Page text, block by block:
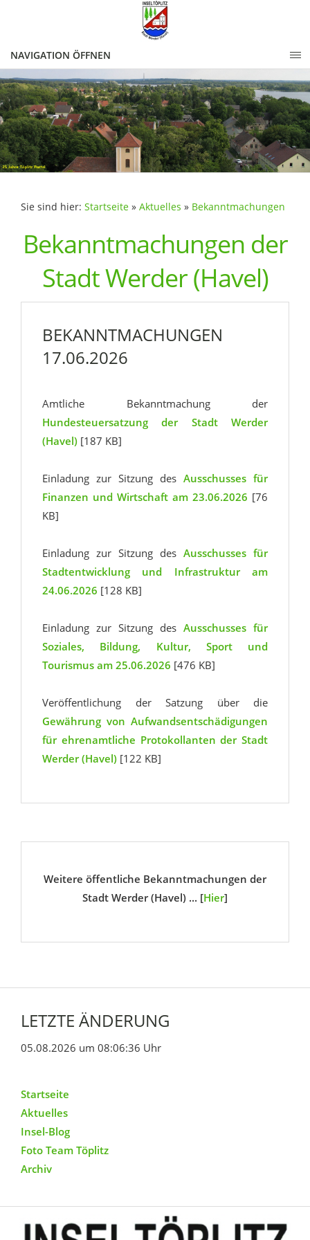
NAVIGATION ÖFFNEN
Sie sind hier: Startseite » Aktuelles » Bekanntmachungen
Bekanntmachungen der
Stadt Werder (Havel)
BEKANNTMACHUNGEN
17.06.2026
Amtliche Bekanntmachung der
Hundesteuersatzung der Stadt Werder
(Havel) [187 KB]
Einladung zur Sitzung des Ausschusses für
Finanzen und Wirtschaft am 23.06.2026 [76
KB]
Einladung zur Sitzung des Ausschusses für
Stadtentwicklung und Infrastruktur am
24.06.2026 [128 KB]
Einladung zur Sitzung des Ausschusses für
Soziales, Bildung, Kultur, Sport und
Tourismus am 25.06.2026 [476 KB]
Veröffentlichung der Satzung über die
Gewährung von Aufwandsentschädigungen
für ehrenamtliche Protokollanten der Stadt
Werder (Havel) [122 KB]
Weitere öffentliche Bekanntmachungen der
Stadt Werder (Havel) ... [Hier]
LETZTE ÄNDERUNG
05.08.2026 um 08:06:36 Uhr
Startseite
Aktuelles
Insel-Blog
Foto Team Töplitz
Archiv